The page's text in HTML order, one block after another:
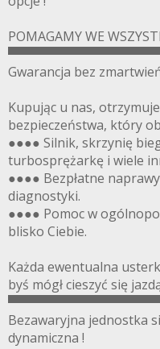
POMAGAMY WE
Gwarancja bez
Kupując u nas,
bezpieczeństwa, który
●●●● Silnik, skrzynię
turbosprężarkę i wiele
●●●● Bezpłatne
diagnostyki.
●●●● Pomoc w
blisko Ciebie.
Każda ewentualna
byś mógł cieszyć się
Bezawaryjna jednostka
dynamiczna !